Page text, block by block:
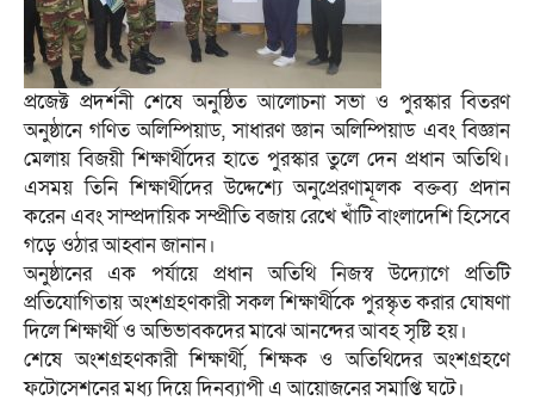
প্রজেক্ট প্রদর্শনী শেষে অনুষ্ঠিত আলোচনা সভা ও পুরস্কার বিতরণ
অনুষ্ঠানে গণিত অলিম্পিয়াড, সাধারণ জ্ঞান অলিম্পিয়াড এবং বিজ্ঞান
মেলায় বিজয়ী শিক্ষার্থীদের হাতে পুরস্কার তুলে দেন প্রধান অতিথি।
এসময় তিনি শিক্ষার্থীদের উদ্দেশ্যে অনুপ্রেরণামূলক বক্তব্য প্রদান
করেন এবং সাম্প্রদায়িক সম্প্রীতি বজায় রেখে খাঁটি বাংলাদেশি হিসেবে
গড়ে ওঠার আহ্বান জানান।
অনুষ্ঠানের এক পর্যায়ে প্রধান অতিথি নিজস্ব উদ্যোগে প্রতিটি
প্রতিযোগিতায় অংশগ্রহণকারী সকল শিক্ষার্থীকে পুরস্কৃত করার ঘোষণা
দিলে শিক্ষার্থী ও অভিভাবকদের মাঝে আনন্দের আবহ সৃষ্টি হয়।
শেষে অংশগ্রহণকারী শিক্ষার্থী, শিক্ষক ও অতিথিদের অংশগ্রহণে
ফটোসেশনের মধ্য দিয়ে দিনব্যাপী এ আয়োজনের সমাপ্তি ঘটে।